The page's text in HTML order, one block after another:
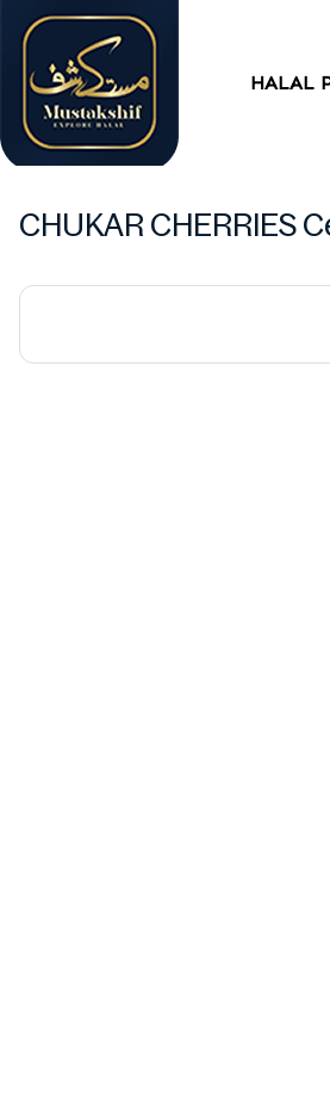
HALAL
CHUKAR CHERRIES